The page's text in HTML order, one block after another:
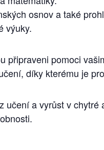
osnov a také
výuky.
připraveni pomoci
díky kterému je
učení a vyrůst v